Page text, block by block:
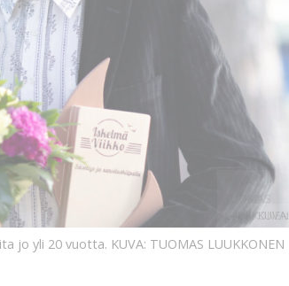
KUVA:
TUOMAS
LUUKKONEN
jo yli 20 vuotta. KUVA: TUOMAS LUUKKONEN